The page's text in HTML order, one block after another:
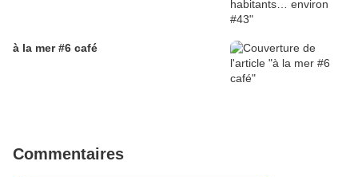
à la mer #6 café
Commentaires